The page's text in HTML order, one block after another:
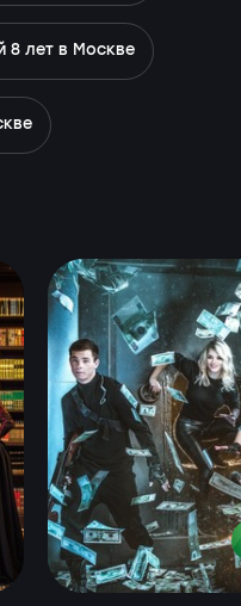
8 лет в Москве